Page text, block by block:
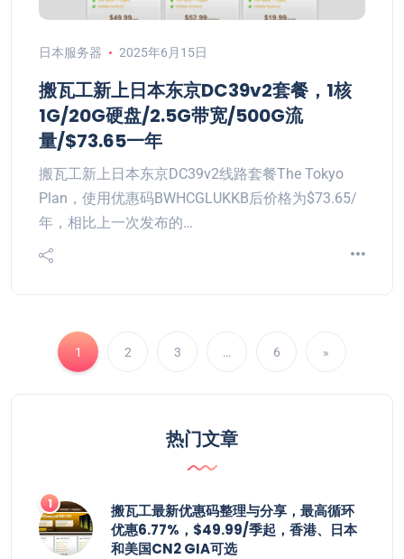
日本服务器 2025年6月15日
搬瓦工新上日本东京DC39v2套餐，1核
1G/20G硬盘/2.5G带宽/500G流
量/$73.65一年
搬瓦工新上日本东京DC39v2线路套餐The Tokyo
Plan，使用优惠码BWHCGLUKKB后价格为$73.65/
年，相比上一次发布的…
1 2 3 … 6 »
热门文章
搬瓦工最新优惠码整理与分享，最高循环
优惠6.77%，$49.99/季起，香港、日本
和美国CN2 GIA可选